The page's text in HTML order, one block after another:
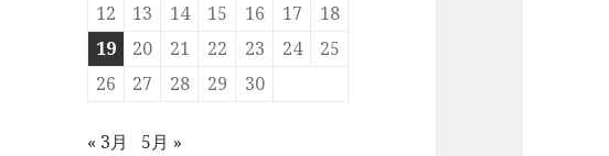
12
13 14 15 16 17
18
19
20 21 22 23 24
25
26
27 28 29 30
« 3月 5月 »